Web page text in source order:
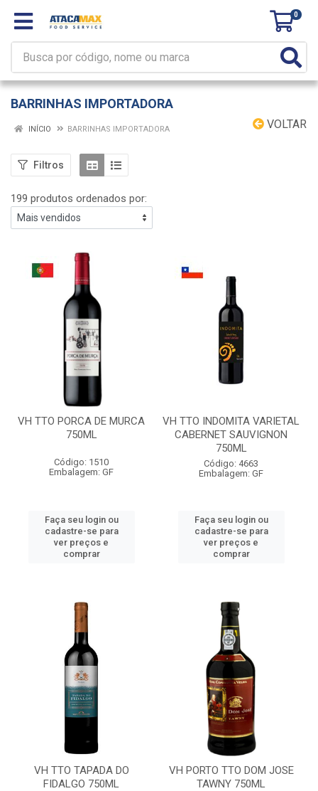
0
BARRINHAS IMPORTADORA
VOLTAR
INÍCIO BARRINHAS IMPORTADORA
Filtros
199 produtos ordenados por:
VH TTO PORCA DE MURCA
750ML
Código: 1510
Embalagem: GF
Faça seu login ou
cadastre-se para
ver preços e
comprar
VH TTO INDOMITA VARIETAL
CABERNET SAUVIGNON
750ML
Código: 4663
Embalagem: GF
Faça seu login ou
cadastre-se para
ver preços e
comprar
VH TTO TAPADA DO
FIDALGO 750ML
VH PORTO TTO DOM JOSE
TAWNY 750ML